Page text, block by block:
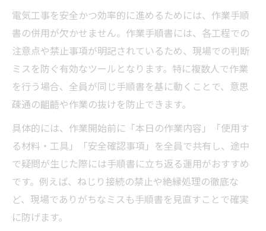
電気工事を安全かつ効率的に進めるためには、作業手順
書の併用が欠かせません。作業手順書には、各工程での
注意点や禁止事項が明記されているため、現場での判断
ミスを防ぐ有効なツールとなります。特に複数人で作業
を行う場合、全員が同じ手順書を基に動くことで、意思
疎通の齟齬や作業の抜けを防止できます。
具体的には、作業開始前に「本日の作業内容」「使用す
る材料・工具」「安全確認事項」を全員で共有し、途中
で疑問が生じた際には手順書に立ち返る運用がおすすめ
です。例えば、ねじり接続の禁止や絶縁処理の徹底な
ど、現場でありがちなミスも手順書を見直すことで確実
に防げます。